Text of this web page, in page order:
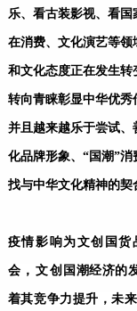
乐、看古装影视、看
在消费、文化演艺等
和文化态度正在发生
转向青睐彰显中华优秀
并且越来越乐于尝试
化品牌形象、“国潮”
找与中华文化精神的契
疫情影响为文创国货
会，文创 国潮经济的
着其竞争力提升，未